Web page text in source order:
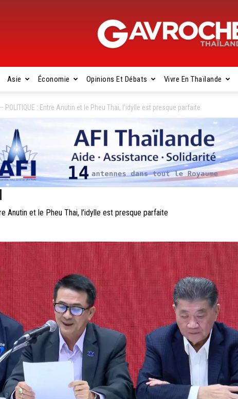
Gavroche
Thaïlande
Asie Économie Opinions Et Débats Vivre En Thaïlande
POLITIQUE : Entre Anutin et le Pheu Thai, l’idylle est presque parfaite
Anutin et le Pheu Thai, l’idylle est presque parfaite